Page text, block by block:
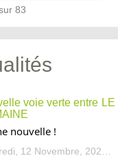
83
voie verte entre LE
nouvelle !
Mercredi, 12 Novembre, 2025 - 13:34